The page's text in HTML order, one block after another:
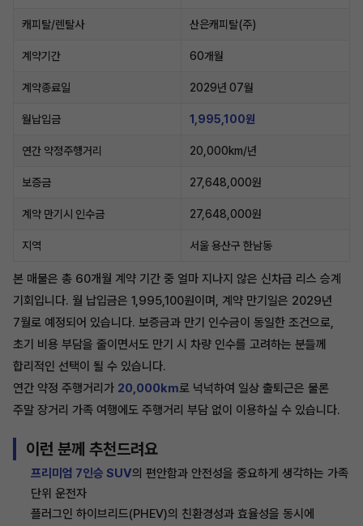
캐피탈/렌탈사 산은캐피탈(주)
계약기간 60개월
계약종료일 2029년 07월
월납입금 1,995,100원
연간 약정주행거리 20,000km/년
보증금 27,648,000원
계약 만기시 인수금 27,648,000원
지역 서울 용산구 한남동
본 매물은 총 60개월 계약 기간 중 얼마 지나지 않은 신차급 리스 승계
기회입니다. 월 납입금은 1,995,100원이며, 계약 만기일은 2029년
7월로 예정되어 있습니다. 보증금과 만기 인수금이 동일한 조건으로,
초기 비용 부담을 줄이면서도 만기 시 차량 인수를 고려하는 분들께
합리적인 선택이 될 수 있습니다.
연간 약정 주행거리가 20,000km로 넉넉하여 일상 출퇴근은 물론
주말 장거리 가족 여행에도 주행거리 부담 없이 이용하실 수 있습니다.
이런 분께 추천드려요
프리미엄 7인승 SUV의 편안함과 안전성을 중요하게 생각하는 가족
단위 운전자
플러그인 하이브리드(PHEV)의 친환경성과 효율성을 동시에